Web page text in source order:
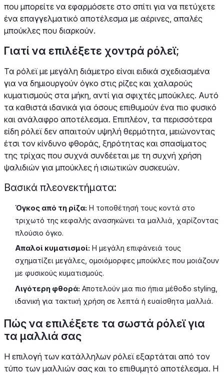
που μπορείτε να εφαρμόσετε στο σπίτι για να πετύχετε
ένα επαγγελματικό αποτέλεσμα με αέρινες, απαλές
μπούκλες που διαρκούν.
Γιατί να επιλέξετε χοντρά ρόλεϊ;
Τα ρόλεϊ με μεγάλη διάμετρο είναι ειδικά σχεδιασμένα
για να δημιουργούν όγκο στις ρίζες και χαλαρούς
κυματισμούς στα μήκη, αντί για σφιχτές μπούκλες. Αυτό
τα καθιστά ιδανικά για όσους επιθυμούν ένα πιο φυσικό
και ανάλαφρο αποτέλεσμα. Επιπλέον, τα περισσότερα
είδη ρόλεϊ δεν απαιτούν υψηλή θερμότητα, μειώνοντας
έτσι τον κίνδυνο φθοράς, ξηρότητας και σπασίματος
της τρίχας που συχνά συνδέεται με τη συχνή χρήση
ψαλιδιών για μπούκλες ή ισιωτικών συσκευών.
Βασικά πλεονεκτήματα:
Όγκος από τη ρίζα: Η τοποθέτησή τους κοντά στο
τριχωτό της κεφαλής ανασηκώνει τα μαλλιά, χαρίζοντας
πλούσιο όγκο.
Απαλοί κυματισμοί: Η μεγάλη επιφάνειά τους
σχηματίζει μεγάλες, ομοιόμορφες μπούκλες που μοιάζουν
με φυσικούς κυματισμούς.
Λιγότερη φθορά: Αποτελούν μια πιο ήπια μέθοδο styling,
ιδανική για τακτική χρήση σε λεπτά ή ευαίσθητα μαλλιά.
Πώς να επιλέξετε τα σωστά ρόλεϊ για
τα μαλλιά σας
Η επιλογή των κατάλληλων ρόλεϊ εξαρτάται από τον
τύπο των μαλλιών σας και το επιθυμητό αποτέλεσμα. Η